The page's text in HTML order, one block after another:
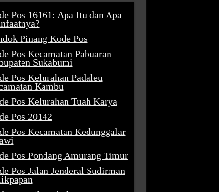
Pos 16161: Apa Itu dan Apa
Pinang Kode Pos
Pos Kecamatan Pabuaran
Sukabumi
Pos Kelurahan Padaleu
Kambu
Pos Kelurahan Tuah Karya
Pos 20142
Pos Kecamatan Kedunggalar
Pos Pondang Amurang Timur
Pos Jalan Jenderal Sudirman